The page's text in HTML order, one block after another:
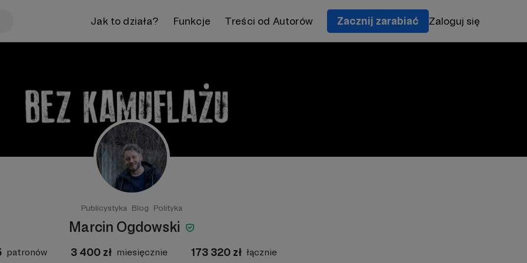
Jak to działa? Funkcje Treści od Autorów Zacznij zarabiać Zaloguj się
Publicystyka Blog Polityka
Marcin Ogdowski
patronów 3 400 zł miesięcznie 173 320 zł łącznie